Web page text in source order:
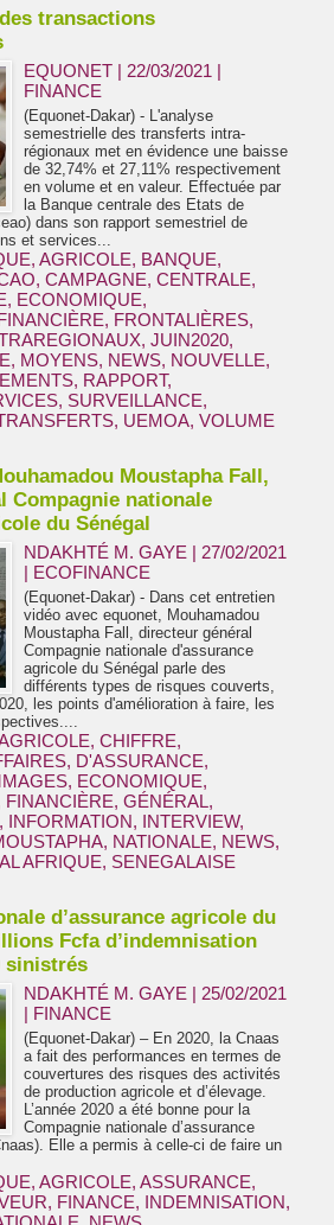
transactions
EQUONET | 22/03/2021 |
FINANCE
(Equonet-Dakar) - L'analyse
semestrielle des transferts intra-
régionaux met en évidence une baisse
de 32,74% et 27,11% respectivement
en volume et en valeur. Effectuée par
la Banque centrale des Etats de
dans son rapport semestriel de
et services...
, AGRICOLE, BANQUE,
, CAMPAGNE, CENTRALE,
, ECONOMIQUE,
, FRONTALIÈRES,
, JUIN2020,
, MOYENS, NEWS, NOUVELLE,
, RAPPORT,
, SURVEILLANCE,
, UEMOA, VOLUME
Moustapha Fall,
Compagnie nationale
du Sénégal
NDAKHTÉ M. GAYE | 27/02/2021
| ECOFINANCE
(Equonet-Dakar) - Dans cet entretien
vidéo avec equonet, Mouhamadou
Moustapha Fall, directeur général
Compagnie nationale d'assurance
agricole du Sénégal parle des
différents types de risques couverts,
les points d'amélioration à faire, les
, CHIFFRE,
, D'ASSURANCE,
, ECONOMIQUE,
FINANCIÈRE, GÉNÉRAL,
, INFORMATION, INTERVIEW,
, NATIONALE, NEWS,
AFRIQUE, SENEGALAISE
d’assurance agricole du
Fcfa d’indemnisation
sinistrés
NDAKHTÉ M. GAYE | 25/02/2021
| FINANCE
(Equonet-Dakar) – En 2020, la Cnaas
a fait des performances en termes de
couvertures des risques des activités
de production agricole et d’élevage.
L’année 2020 a été bonne pour la
Compagnie nationale d’assurance
Elle a permis à celle-ci de faire un
, AGRICOLE, ASSURANCE,
, FINANCE, INDEMNISATION,